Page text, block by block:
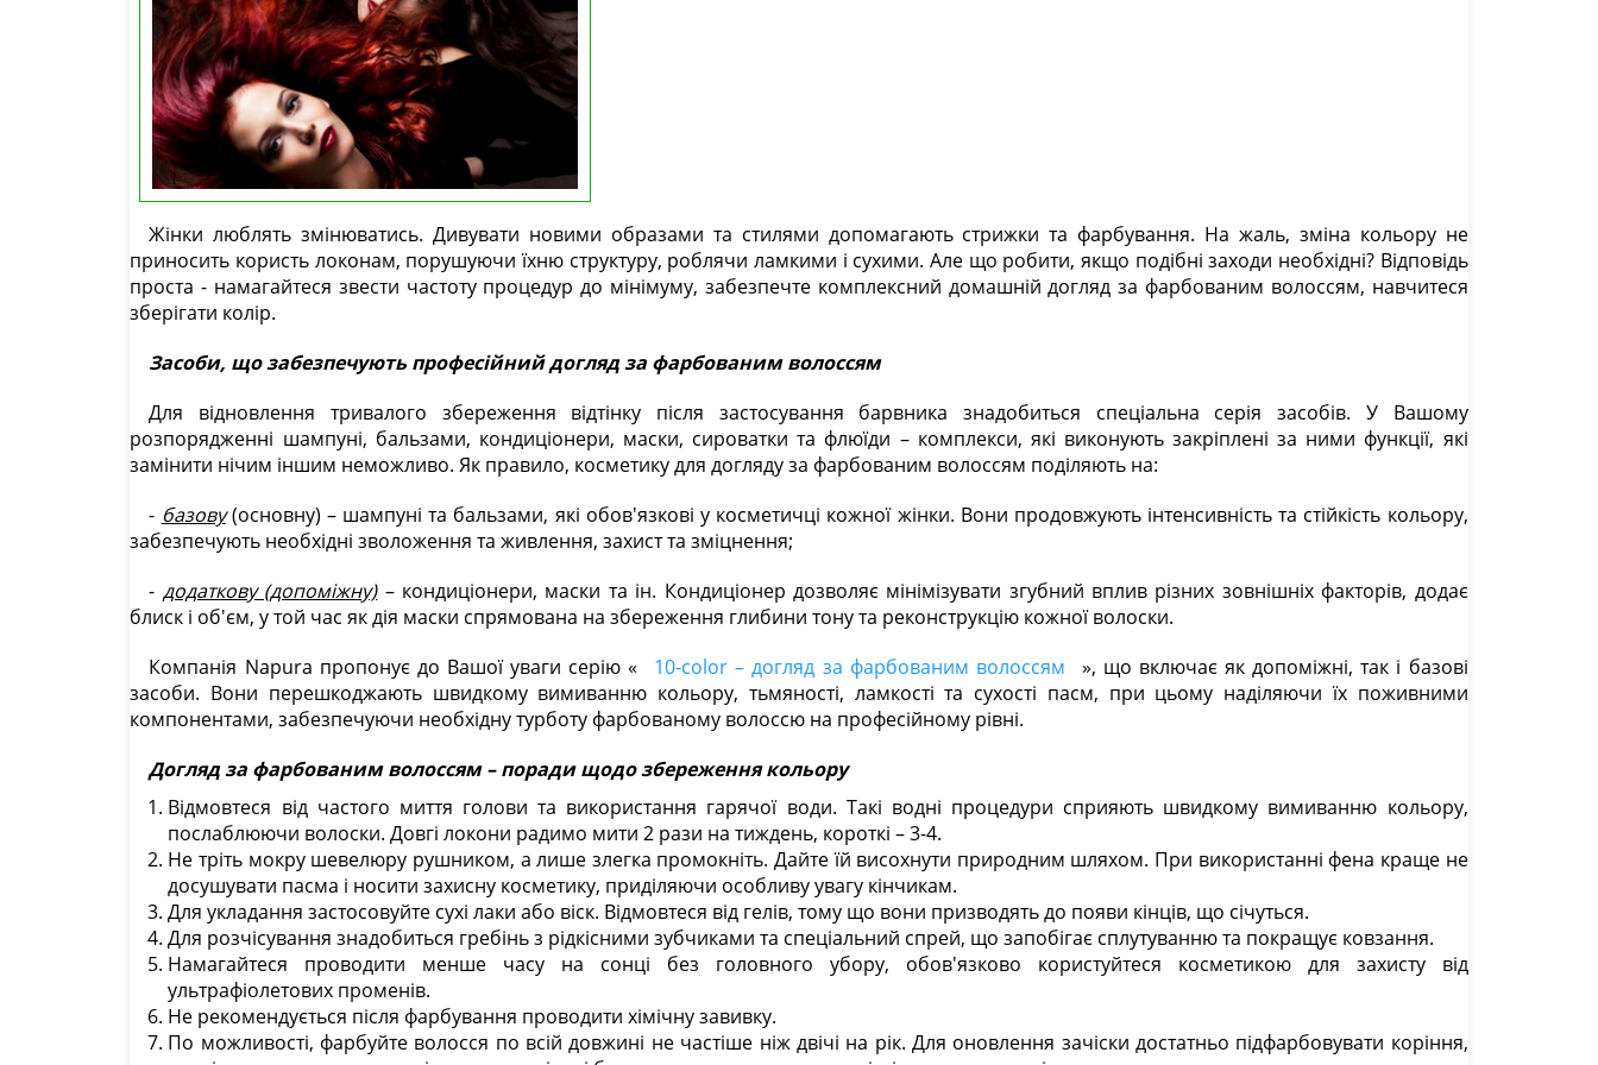
Жінки люблять змінюватись. Дивувати новими образами та стилями допомагають стрижки та фарбування. На жаль, зміна кольору не
приносить користь локонам, порушуючи їхню структуру, роблячи ламкими і сухими. Але що робити, якщо подібні заходи необхідні? Відповідь
проста - намагайтеся звести частоту процедур до мінімуму, забезпечте комплексний домашній догляд за фарбованим волоссям, навчитеся
зберігати колір.
Засоби, що забезпечують професійний догляд за фарбованим волоссям
Для відновлення тривалого збереження відтінку після застосування барвника знадобиться спеціальна серія засобів. У Вашому
розпорядженні шампуні, бальзами, кондиціонери, маски, сироватки та флюїди – комплекси, які виконують закріплені за ними функції, які
замінити нічим іншим неможливо. Як правило, косметику для догляду за фарбованим волоссям поділяють на:
- базову(основну) – шампуні та бальзами, які обов'язкові у косметичці кожної жінки. Вони продовжують інтенсивність та стійкість кольору,
забезпечують необхідні зволоження та живлення, захист та зміцнення;
- додаткову (допоміжну)– кондиціонери, маски та ін. Кондиціонер дозволяє мінімізувати згубний вплив різних зовнішніх факторів, додає
блиск і об'єм, у той час як дія маски спрямована на збереження глибини тону та реконструкцію кожної волоски.
Компанія Napura пропонує до Вашої уваги серію «
10-color – догляд за фарбованим волоссям
», що включає як допоміжні, так і базові
засоби. Вони перешкоджають швидкому вимиванню кольору, тьмяності, ламкості та сухості пасм, при цьому наділяючи їх поживними
компонентами, забезпечуючи необхідну турботу фарбованому волоссю на професійному рівні.
Догляд за фарбованим волоссям – поради щодо збереження кольору
Відмовтеся від частого миття голови та використання гарячої води. Такі водні процедури сприяють швидкому вимиванню кольору,
послаблюючи волоски. Довгі локони радимо мити 2 рази на тиждень, короткі – 3-4.
Не тріть мокру шевелюру рушником, а лише злегка промокніть. Дайте їй висохнути природним шляхом. При використанні фена краще не
досушувати пасма і носити захисну косметику, приділяючи особливу увагу кінчикам.
Для укладання застосовуйте сухі лаки або віск. Відмовтеся від гелів, тому що вони призводять до появи кінців, що січуться.
Для розчісування знадобиться гребінь з рідкісними зубчиками та спеціальний спрей, що запобігає сплутуванню та покращує ковзання.
Намагайтеся проводити менше часу на сонці без головного убору, обов'язково користуйтеся косметикою для захисту від
ультрафіолетових променів.
Не рекомендується після фарбування проводити хімічну завивку.
По можливості, фарбуйте волосся по всій довжині не частіше ніж двічі на рік. Для оновлення зачіски достатньо підфарбовувати коріння,